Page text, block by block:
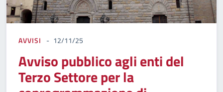
AVVISI 12/11/25
Avviso pubblico agli enti del
Terzo Settore per la